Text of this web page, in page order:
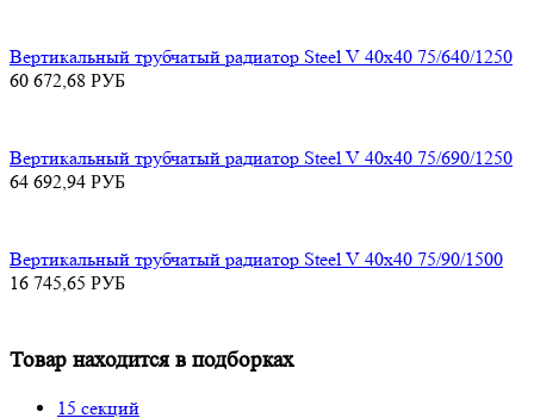
Вертикальный трубчатый радиатор Steel V 40х40 75/640/1250
60 672,68 РУБ
Вертикальный трубчатый радиатор Steel V 40х40 75/690/1250
64 692,94 РУБ
Вертикальный трубчатый радиатор Steel V 40х40 75/90/1500
16 745,65 РУБ
Товар находится в подборках
15 секций